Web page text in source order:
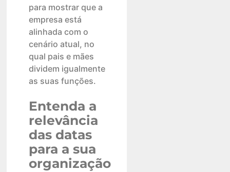
para mostrar que a
empresa está
alinhada com o
cenário atual, no
qual pais e mães
dividem igualmente
as suas funções.
Entenda a
relevância
das datas
para a sua
organização